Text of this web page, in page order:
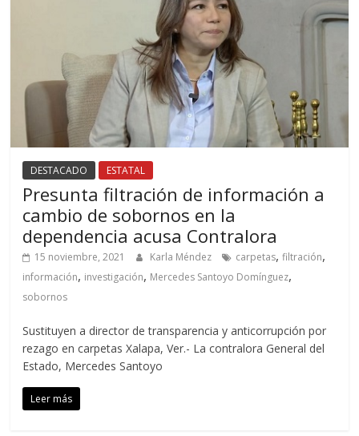
DESTACADO ESTATAL
Presunta filtración de información a
cambio de sobornos en la
dependencia acusa Contralora
15 noviembre, 2021 Karla Méndez carpetas,filtración,
información, investigación, Mercedes Santoyo Domínguez,
sobornos
Sustituyen a director de transparencia y anticorrupción por
rezago en carpetas Xalapa, Ver.- La contralora General del
Estado, Mercedes Santoyo
Leer más